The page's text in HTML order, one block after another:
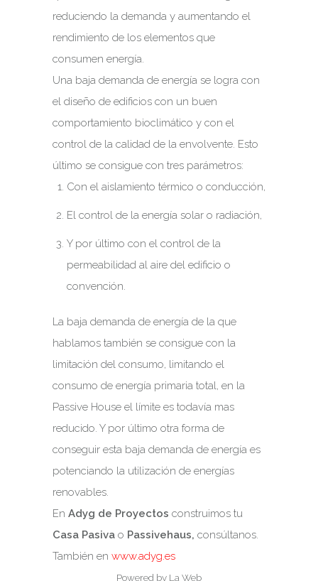
reduciendo la demanda y aumentando el
rendimiento de los elementos que
consumen energía.
Una baja demanda de energía se logra con
el diseño de edificios con un buen
comportamiento bioclimático y con el
control de la calidad de la envolvente. Esto
último se consigue con tres parámetros:
Con el aislamiento térmico o conducción,
El control de la energía solar o radiación,
Y por último con el control de la
permeabilidad al aire del edificio o
convención.
La baja demanda de energía de la que
hablamos también se consigue con la
limitación del consumo, limitando el
consumo de energía primaria total, en la
Passive House el límite es todavía mas
reducido. Y por último otra forma de
conseguir esta baja demanda de energía es
potenciando la utilización de energías
renovables.
En Adyg de Proyectos construimos tu
Casa Pasiva o Passivehaus, consúltanos.
También en www.adyg.es
Powered by La Web